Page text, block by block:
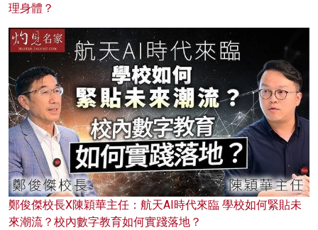
理身體？
鄭俊傑校長X陳穎華主任：航天AI時代來臨 學校如何緊貼未
來潮流？校內數字教育如何實踐落地？